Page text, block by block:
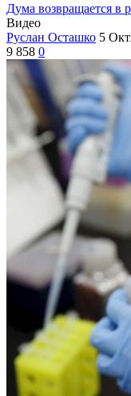
Дума возвращается в
Видео
Руслан Осташко 5
9 858 0